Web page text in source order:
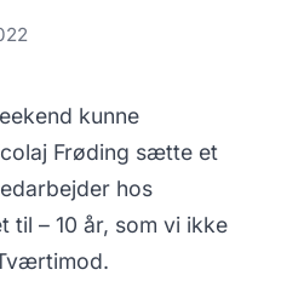
kunne
Frøding sætte et
hos
til – 10 år, som vi ikke